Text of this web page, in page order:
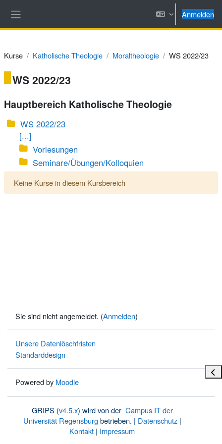
Anmelden
Kurse Katholische Theologie Moraltheologie WS 2022/23
WS 2022/23
Hauptbereich Katholische Theologie
WS 2022/23
[...]
Vorlesungen
Seminare/Übungen/Kolloquien
Keine Kurse in diesem Kursbereich
Sie sind nicht angemeldet. (Anmelden)
Unsere Datenlöschfristen
Standarddesign
Powered by Moodle
GRIPS (v4.5.x) wird von der Campus IT der
Universität Regensburgbetrieben. | Datenschutz|
Kontakt | Impressum